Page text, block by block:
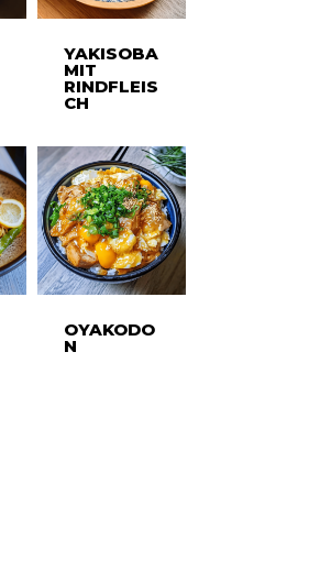
YAKISOBA
MIT
RINDFLEIS
CH
OYAKODO
N